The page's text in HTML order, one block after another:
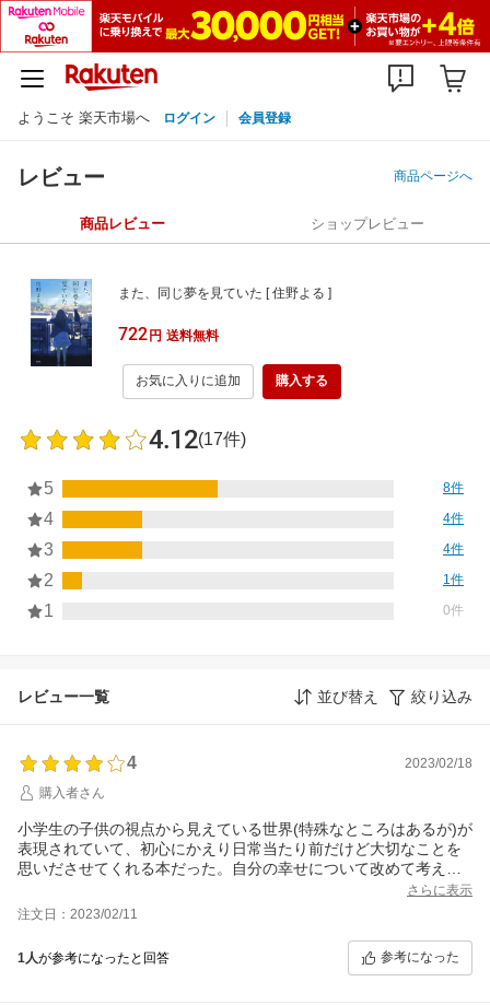
ようこそ 楽天市場へ ログイン 会員登録
レビュー 商品ページへ
商品レビュー ショップレビュー
また、同じ夢を見ていた [ 住野よる ]
722円 送料無料
お気に入りに追加 購入する
4.12(17件)
5 8件
4 4件
3 4件
2 1件
1 0件
レビュー一覧 並び替え 絞り込み
4
2023/02/18
購入者さん
小学生の子供の視点から見えている世界(特殊なところはあるが)が
表現されていて、初心にかえり日常当たり前だけど大切なことを
思いださせてくれる本だった。自分の幸せについて改めて考え読
さらに表示
注文日：2023/02/11
1人が参考になったと回答 参考になった